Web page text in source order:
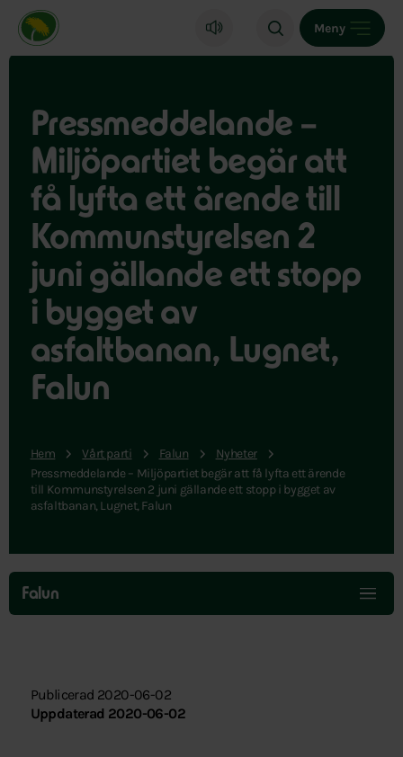
Miljöpartiet de gröna, startsida
Meny
Pressmeddelande –
Miljöpartiet begär att
få lyfta ett ärende till
Kommunstyrelsen 2
juni gällande ett stopp
i bygget av
asfaltbanan, Lugnet,
Falun
Hem Vårt parti Falun
Nyheter
Pressmeddelande – Miljöpartiet begär att få lyfta ett ärende
till Kommunstyrelsen 2 juni gällande ett stopp i bygget av
asfaltbanan, Lugnet, Falun
Hoppa
över
menyn
Falun
Publicerad 2020-06-02
Uppdaterad 2020-06-02